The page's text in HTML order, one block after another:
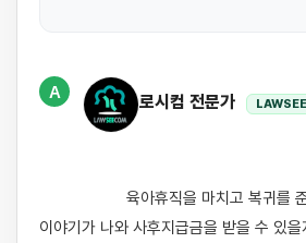
A
로시컴 전문가
이야기가 나와 사후지급금을 받을 수 있